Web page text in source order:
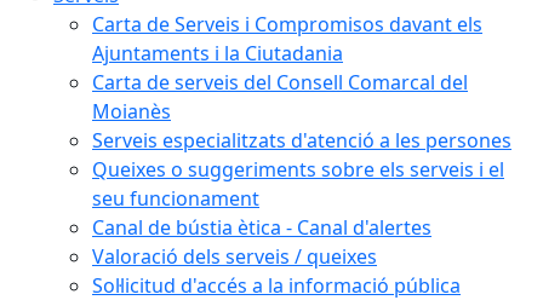
Carta de Serveis i Compromisos davant els
Ajuntaments i la Ciutadania
Carta de serveis del Consell Comarcal del
Moianès
Serveis especialitzats d'atenció a les persones
Queixes o suggeriments sobre els serveis i el
seu funcionament
Canal de bústia ètica - Canal d'alertes
Valoració dels serveis / queixes
Sol·licitud d'accés a la informació pública